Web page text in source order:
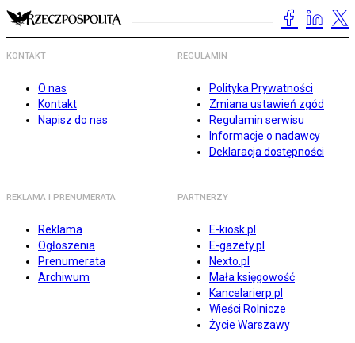
KONTAKT
O nas
Kontakt
Napisz do nas
REGULAMIN
Polityka Prywatności
Zmiana ustawień zgód
Regulamin serwisu
Informacje o nadawcy
Deklaracja dostępności
REKLAMA I PRENUMERATA
Reklama
Ogłoszenia
Prenumerata
Archiwum
PARTNERZY
E-kiosk.pl
E-gazety.pl
Nexto.pl
Mała księgowość
Kancelarierp.pl
Wieści Rolnicze
Życie Warszawy